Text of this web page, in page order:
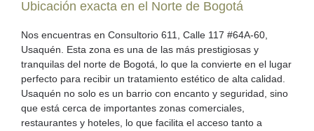
Ubicación exacta en el Norte de Bogotá
Nos encuentras en Consultorio 611, Calle 117 #64A-60,
Usaquén. Esta zona es una de las más prestigiosas y
tranquilas del norte de Bogotá, lo que la convierte en el lugar
perfecto para recibir un tratamiento estético de alta calidad.
Usaquén no solo es un barrio con encanto y seguridad, sino
que está cerca de importantes zonas comerciales,
restaurantes y hoteles, lo que facilita el acceso tanto a